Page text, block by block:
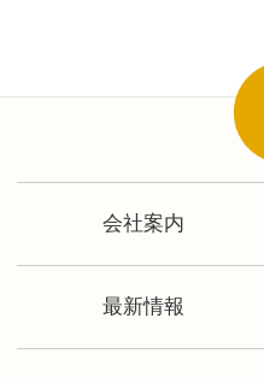
会社案内
最新情報